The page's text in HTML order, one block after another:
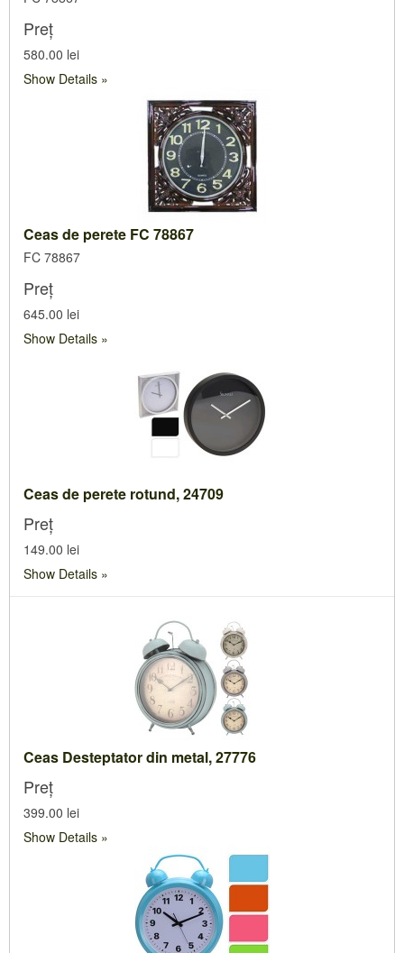
Preț
580.00 lei
Show Details
Ceas de perete FC 78867
FC 78867
Preț
645.00 lei
Show Details
Ceas de perete rotund, 24709
Preț
149.00 lei
Show Details
Ceas Desteptator din metal, 27776
Preț
399.00 lei
Show Details